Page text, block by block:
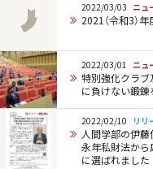
2022/03/03 ニュ
2021（令和3）
2022/03/01 ニュ
特別強化クラ
に負けない鍛
2022/02/10 リリ
人間学部の伊藤
永年私財法から
に選ばれました